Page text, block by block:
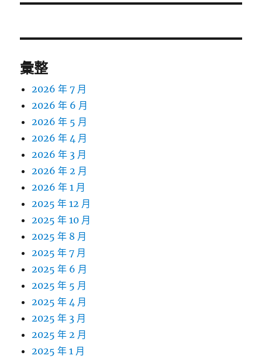
文
彙整
2026 年 7 月
2026 年 6 月
2026 年 5 月
2026 年 4 月
2026 年 3 月
2026 年 2 月
2026 年 1 月
2025 年 12 月
2025 年 10 月
2025 年 8 月
2025 年 7 月
2025 年 6 月
2025 年 5 月
2025 年 4 月
2025 年 3 月
2025 年 2 月
2025 年 1 月